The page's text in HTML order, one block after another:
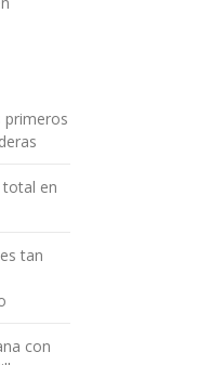
primeros
total en
tan
con